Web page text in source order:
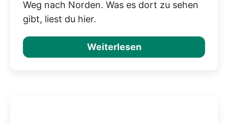
Weg nach Norden. Was es dort zu sehen
gibt, liest du hier.
Weiterlesen